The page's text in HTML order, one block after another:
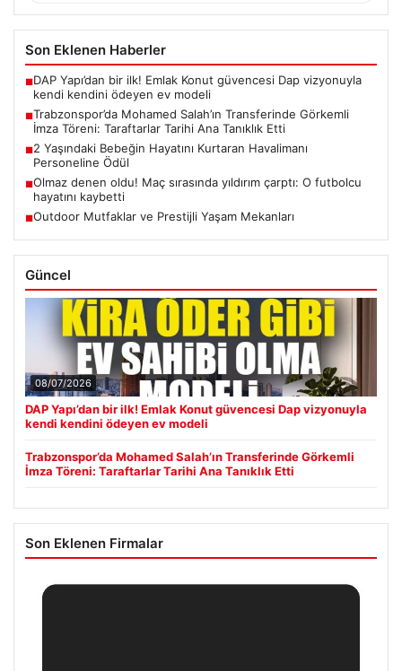
Son Eklenen Haberler
■DAP Yapı’dan bir ilk! Emlak Konut güvencesi Dap vizyonuyla
kendi kendini ödeyen ev modeli
■Trabzonspor’da Mohamed Salah’ın Transferinde Görkemli
İmza Töreni: Taraftarlar Tarihi Ana Tanıklık Etti
■2 Yaşındaki Bebeğin Hayatını Kurtaran Havalimanı
Personeline Ödül
■Olmaz denen oldu! Maç sırasında yıldırım çarptı: O futbolcu
hayatını kaybetti
■Outdoor Mutfaklar ve Prestijli Yaşam Mekanları
Güncel
08/07/2026
DAP Yapı’dan bir ilk! Emlak Konut güvencesi Dap vizyonuyla
kendi kendini ödeyen ev modeli
Trabzonspor’da Mohamed Salah’ın Transferinde Görkemli
İmza Töreni: Taraftarlar Tarihi Ana Tanıklık Etti
Son Eklenen Firmalar